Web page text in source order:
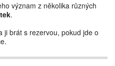
význam z několika různých
.
ji brát s rezervou, pokud jde o